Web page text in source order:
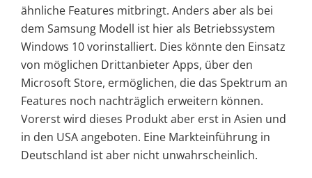
ähnliche Features mitbringt. Anders aber als bei
dem Samsung Modell ist hier als Betriebssystem
Windows 10 vorinstalliert. Dies könnte den Einsatz
von möglichen Drittanbieter Apps, über den
Microsoft Store, ermöglichen, die das Spektrum an
Features noch nachträglich erweitern können.
Vorerst wird dieses Produkt aber erst in Asien und
in den USA angeboten. Eine Markteinführung in
Deutschland ist aber nicht unwahrscheinlich.